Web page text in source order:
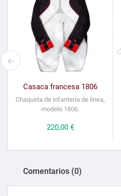
Casaca francesa 1806
Chaqueta de infantería de linea,
modelo 1806.
Precio
220,00 €
Comentarios (0)